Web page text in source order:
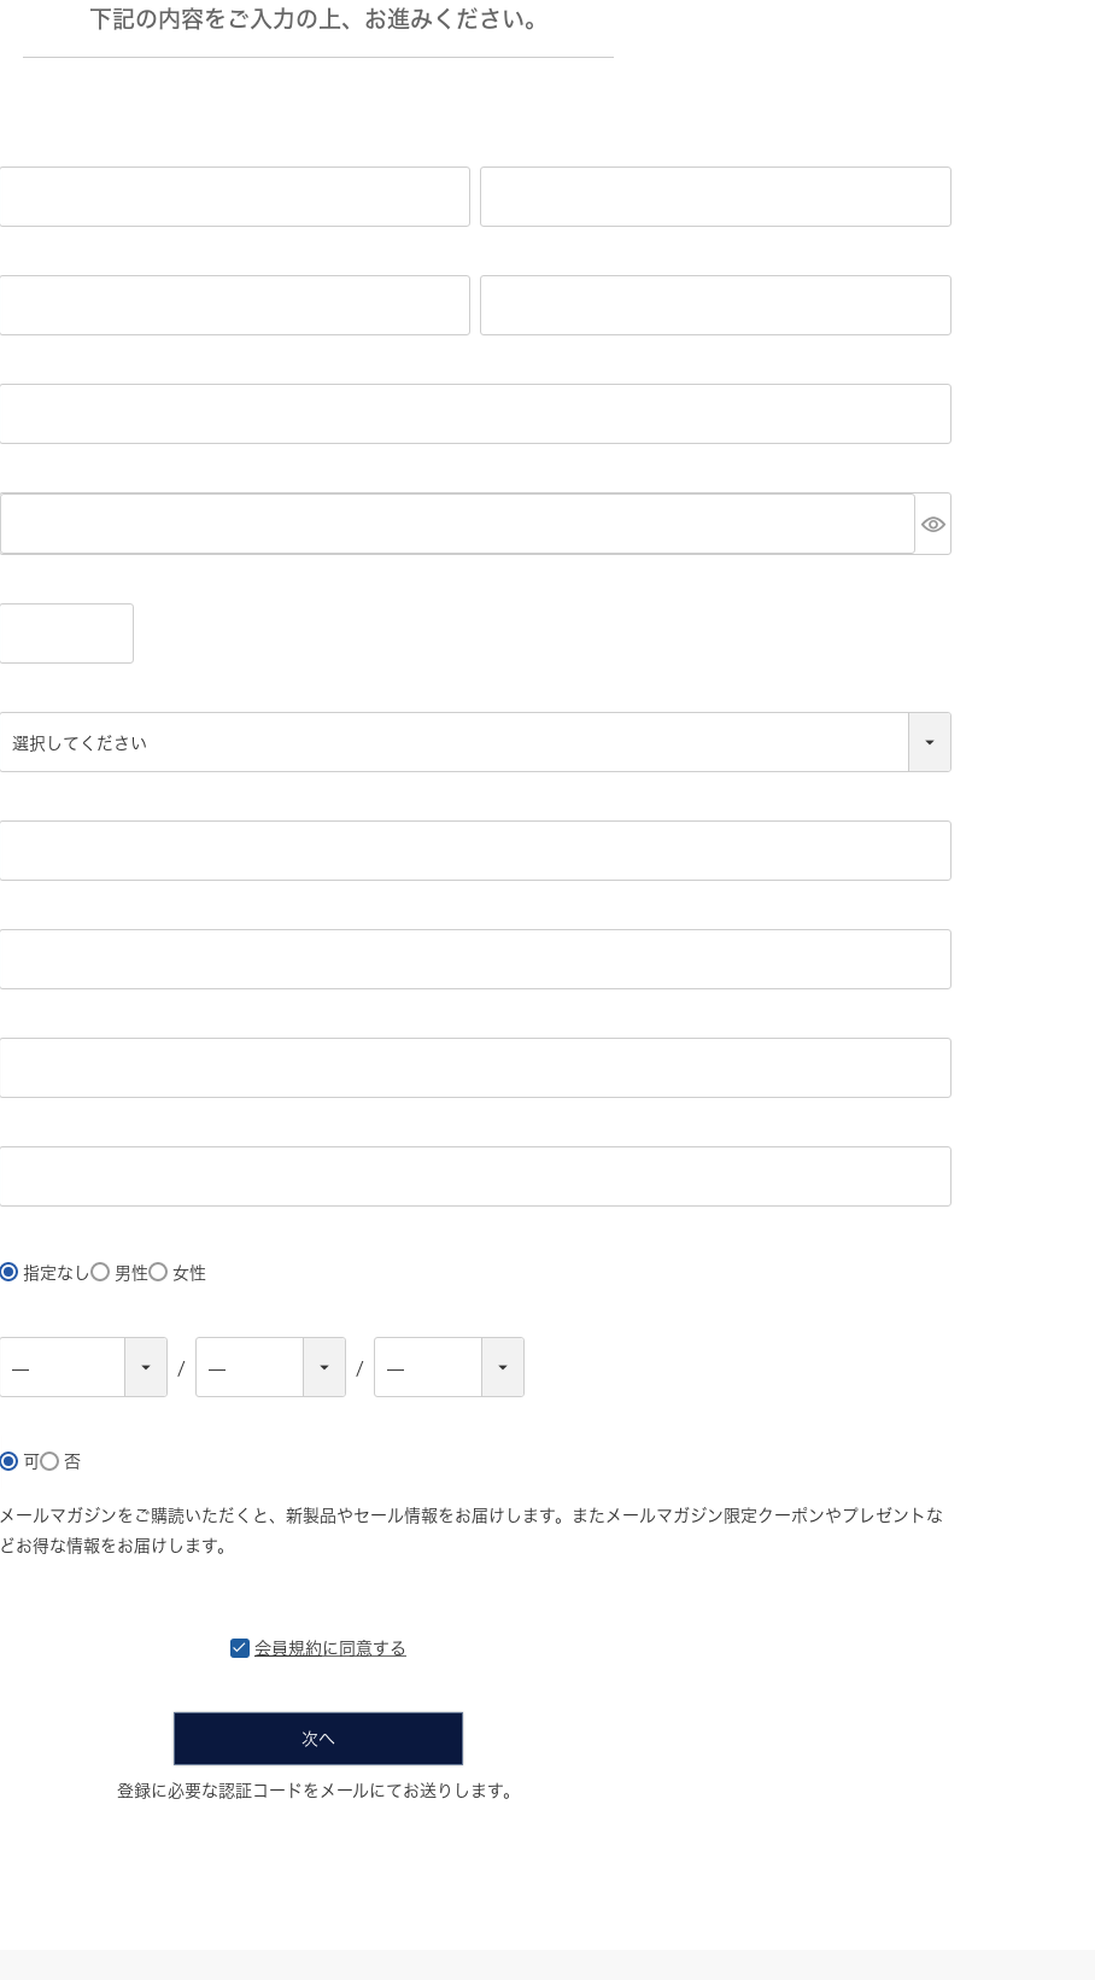
下記の内容をご入力の上、お進みください。
指定なし 男性 女性
可 否
メールマガジンをご購読いただくと、新製品やセール情報をお届けします。またメールマガジン限定クーポンやプレゼントな
どお得な情報をお届けします。
会員規約に同意する
次へ
登録に必要な認証コードをメールにてお送りします。